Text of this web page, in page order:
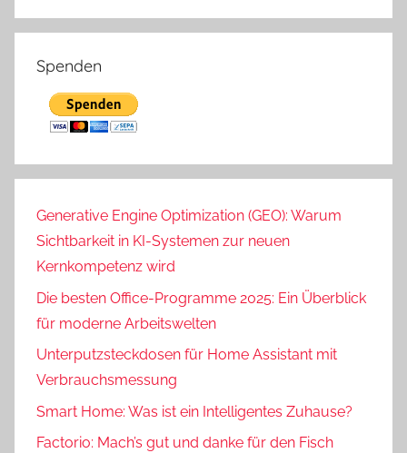
Spenden
Generative Engine Optimization (GEO): Warum
Sichtbarkeit in KI-Systemen zur neuen
Kernkompetenz wird
Die besten Office-Programme 2025: Ein Überblick
für moderne Arbeitswelten
Unterputzsteckdosen für Home Assistant mit
Verbrauchsmessung
Smart Home: Was ist ein Intelligentes Zuhause?
Factorio: Mach’s gut und danke für den Fisch